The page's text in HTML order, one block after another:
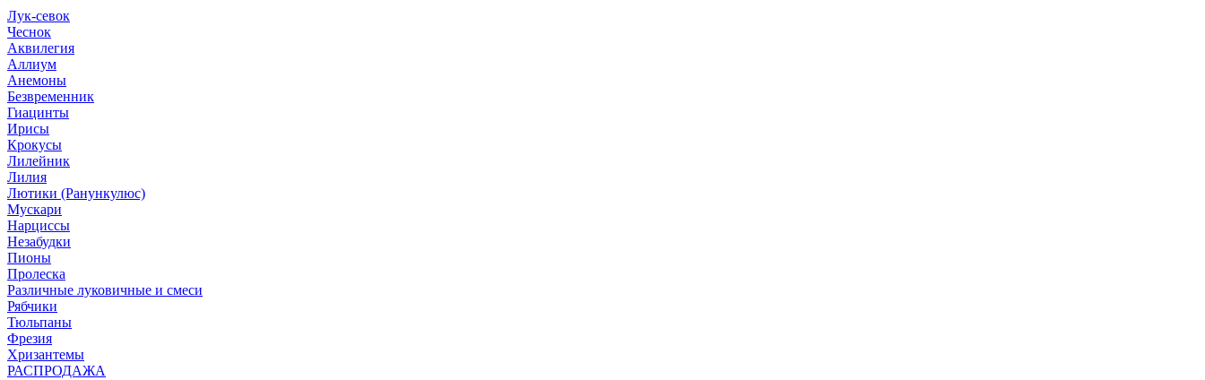
Лук-севок
Чеснок
Аквилегия
Аллиум
Анемоны
Безвременник
Гиацинты
Ирисы
Крокусы
Лилейник
Лилия
Лютики (Ранункулюс)
Мускари
Нарцисcы
Незабудки
Пионы
Пролеска
Различные луковичные и смеси
Рябчики
Тюльпаны
Фрезия
Хризантемы
РАСПРОДАЖА